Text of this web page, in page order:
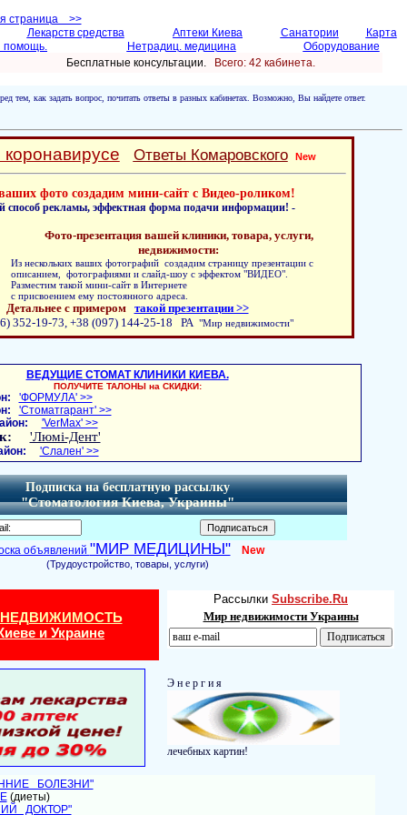
страница >>
Лекарств средства
Аптеки Киева Санатории
Карта
помощь.
Нетрадиц. медицина
Оборудование
Бесплатные консультации.
Всего: 42 кабинетa.
тем, как задать вопрос, почитать ответы в разных кабинетах. Возможно, Вы найдете ответ.
Ответы Комаровского New
фото создадим мини-сайт с Видео-роликом!
способ рекламы, эффектная форма подачи информации! -
Фото-презентация вашей клиники, товара, услуги,
недвижимости:
Из нескольких ваших фотографий создадим страницу презентации с
описанием, фотографиями и слайд-шоу с эффектом "ВИДЕО".
Разместим такой мини-сайт в Интернете
с присвоением ему постоянного адреса.
Детальнее с примером такой презентации >>
352-19-73, +38 (097) 144-25-18 РА "Мир недвижимости"
ВЕДУЩИЕ СТОМАТ КЛИНИКИ КИЕВА.
ПОЛУЧИТЕ ТАЛОНЫ на СКИДКИ:
'ФОРМУЛА' >>
'Стоматгарант' >>
'VerMax' >>
'Люмі-Дент'
'Слален' >>
Подписка на бесплатную рассылку
"Стоматология Киева, Украины"
объявлений "МИР МЕДИЦИНЫ" New
(Трудоустройство, товары, услуги)
и Украине
Рассылки Subscribe.Ru
Мир недвижимости Украины
Э н е р г и я
лечебных картин!
БОЛЕЗНИ"
(диеты)
ДОКТОР"